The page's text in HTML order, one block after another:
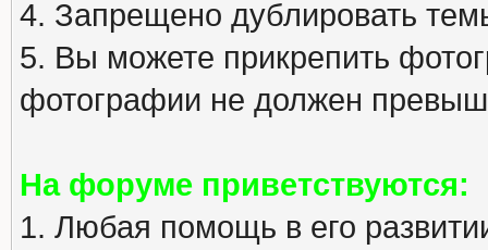
4. Запрещено дублировать
5. Вы можете прикрепить
фотографии не должен
На форуме приветствуются:
1. Любая помощь в его